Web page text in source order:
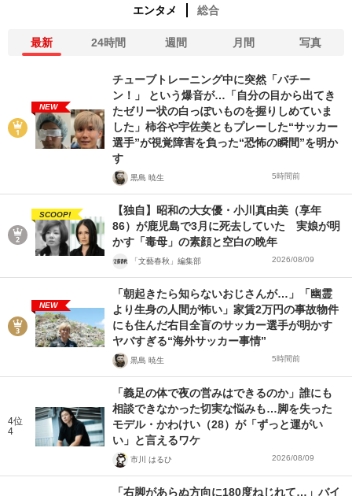
エンタメ 総合
最新 24時間 週間 月間 写真
NEW
チューブトレーニング中に突然「バチー
ン！」 という爆音が…「自分の目から出てき
たゼリー状の白っぽいものを握りしめていま
した」柿谷や宇佐美ともプレーした“サッカー
選手”が視覚障害を負った“恐怖の瞬間”を明か
す
黒島 暁生 5時間前
SCOOP!
【独自】昭和の大女優・小川真由美（享年
86）が鹿児島で3月に死去していた 実娘が明
かす「毒母」の素顔と空白の晩年
「文藝春秋」編集部 2026/08/09
NEW
「朝起きたら知らないおじさんが…」「幽霊
より生身の人間が怖い」家賃2万円の事故物件
にも住んだ右目全盲のサッカー選手が明かす
ヤバすぎる“海外サッカー事情”
黒島 暁生 5時間前
4位
4
「義足の体で夜の営みはできるのか」誰にも
相談できなかった切実な悩みも…脚を失った
モデル・かわけい（28）が「ずっと運がい
い」と言えるワケ
市川 はるひ 2026/08/09
「右脚があらぬ方向に180度ねじれて…」バイ